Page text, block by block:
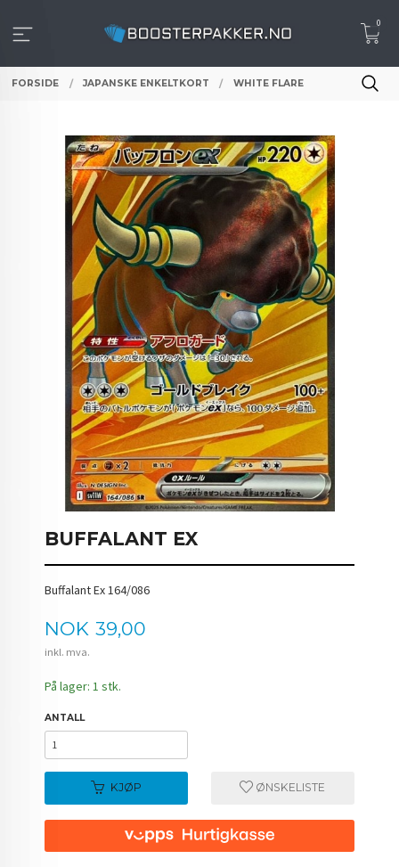
innholdet
0
FORSIDE JAPANSKE ENKELTKORT WHITE FLARE
BUFFALANT EX
Buffalant Ex 164/086
Pris
NOK 39,00
inkl. mva.
På lager: 1 stk.
ANTALL
KJØP ØNSKELISTE